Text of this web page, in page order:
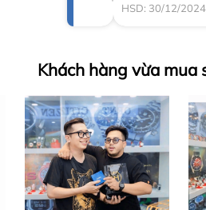
truyền thống.
HSD: 30/12/2024
Khách hàng vừa mua